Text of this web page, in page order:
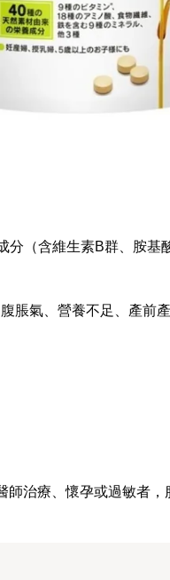
（含維生素B群、胺基
脹氣、營養不足、產前產
治療、懷孕或過敏者，